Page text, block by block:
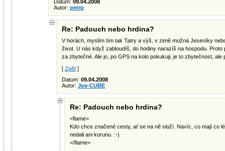
Datum: 09.04.2008
Autor: petrp
Re: Padouch nebo hrdina?
V horách, myslím tím tak Tatry a výš, v zimě možná Jeseníky
život. U nás když zabloudíš, do hodiny narazíš na hospodu.
za zbytečné. Ale jo, po GPS na kolo pokukuji, je to zbytečnost, ale
[ Zpět ]
Datum: 09.04.2008
Autor: Joe-CUBE
Re: Padouch nebo hrdina?
<flame>
Kdo chce značené cesty, ať se na ně složí. Navíc, co mají co
nedali ani korunu. :-)
</flame>